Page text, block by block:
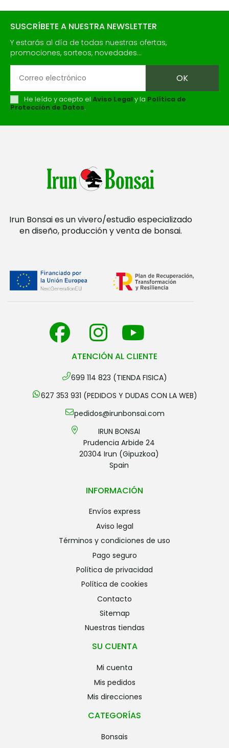
SUSCRÍBETE A NUESTRA NEWSLETTER
Y estarás al día de todas nuestras ofertas,
promociones, sorteos, novedades...
He leído y acepto el Aviso Legaly la Política de
Protección de Datos.
Irun Bonsai es un vivero/estudio especializado
en diseño, producción y venta de bonsai.
ATENCIÓN AL CLIENTE
699 114 823 (TIENDA FISICA)
627 353 931 (PEDIDOS Y DUDAS CON LA WEB)
pedidos@irunbonsai.com
IRUN BONSAI
Prudencia Arbide 24
20304 Irun (Gipuzkoa)
Spain
INFORMACIÓN
envíos express
aviso legal
términos y condiciones de uso
pago seguro
política de privacidad
política de cookies
contacto
sitemap
nuestras tiendas
SU CUENTA
mi cuenta
mis pedidos
mis direcciones
CATEGORÍAS
bonsais